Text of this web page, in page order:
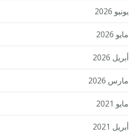
يونيو 2026
مايو 2026
أبريل 2026
مارس 2026
مايو 2021
أبريل 2021